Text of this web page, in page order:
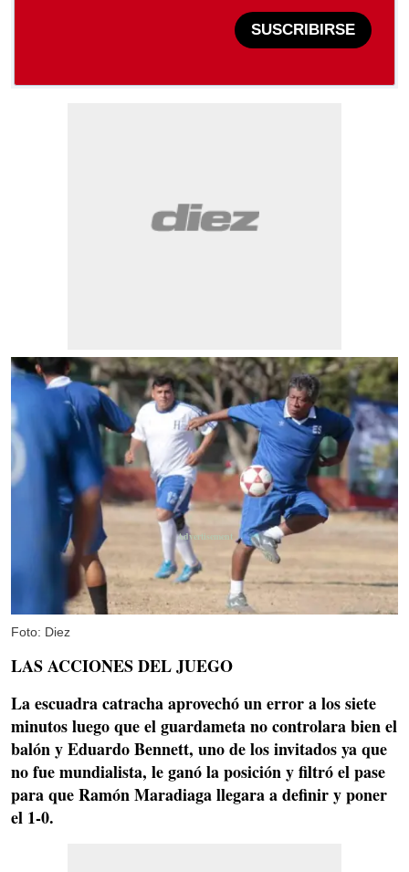
SUSCRIBIRSE
Foto: Diez
LAS ACCIONES DEL JUEGO
La escuadra catracha aprovechó un error a los siete
minutos luego que el guardameta no controlara bien el
balón y Eduardo Bennett, uno de los invitados ya que
no fue mundialista, le ganó la posición y filtró el pase
para queRamón Maradiaga llegara a definir y poner
el 1-0.